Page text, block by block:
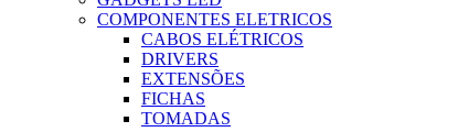
COMPONENTES ELETRICOS
CABOS ELÉTRICOS
DRIVERS
EXTENSÕES
FICHAS
TOMADAS